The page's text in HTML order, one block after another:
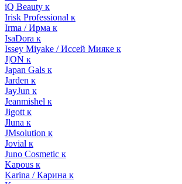
iQ Beauty к
Irisk Professional к
Irma / Ирма к
IsaDora к
Issey Miyake / Иссей Мияке к
J|ON к
Japan Gals к
Jarden к
JayJun к
Jeanmishel к
Jigott к
Jluna к
JMsolution к
Jovial к
Juno Cosmetic к
Kapous к
Karina / Карина к